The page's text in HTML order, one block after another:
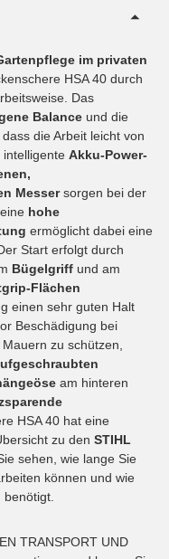
im privaten
HSA 40 durch
Das
Balance und die
die Arbeit leicht von
intelligente Akku-Power-
Messersorgen bei der
hohe
ermöglicht dabei eine
Start erfolgt durch
Bügelgriff und am
Flächen
einen sehr guten Halt
Beschädigung bei
zu schützen,
am hinteren
HSA 40 hat eine
zu den STIHL
sehen, wie lange Sie
können und wie
TRANSPORT UND